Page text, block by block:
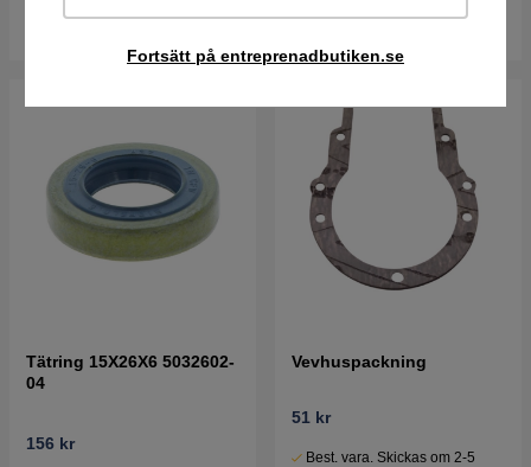
Fortsätt på entreprenadbutiken.se
Köp Köp
Tätring 15X26X6 5032602-
04
156 kr
Vevhuspackning
51 kr
Best. vara. Skickas om 2-5